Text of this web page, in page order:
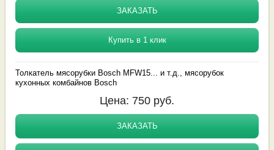
ЗАКАЗАТЬ
Купить в 1 клик
Толкатель мясорубки Bosch MFW15... и т.д., мясорубок
кухонных комбайнов Bosch
Цена: 750 руб.
ЗАКАЗАТЬ